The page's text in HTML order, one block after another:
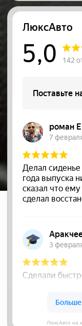
ЛюксАвто на
Нажимая на